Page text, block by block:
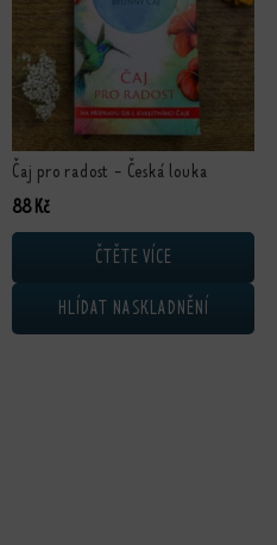
Čaj pro radost - Česká louka
88Kč
ČTĚTE VÍCE
HLÍDAT NASKLADNĚNÍ